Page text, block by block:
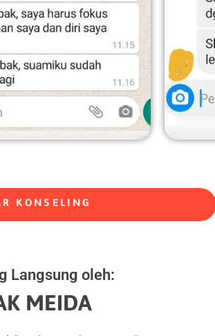
KONSELING
Langsung oleh:
MEIDA